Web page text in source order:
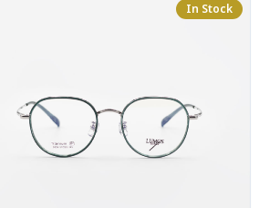
In Stock